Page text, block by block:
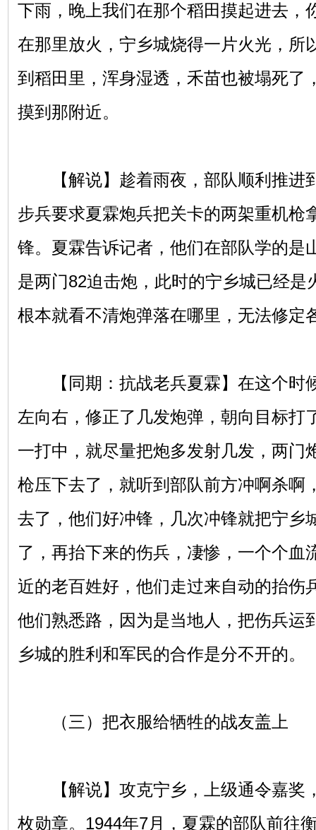
下雨，晚上我们在那个稻田摸起进去，
在那里放火，宁乡城烧得一片火光，所
到稻田里，浑身湿透，禾苗也被塌死了
摸到那附近。
【解说】趁着雨夜，部队顺利推进
步兵要求夏霖炮兵把关卡的两架重机枪
锋。夏霖告诉记者，他们在部队学的是
是两门82迫击炮，此时的宁乡城已经是
根本就看不清炮弹落在哪里，无法修定
【同期：抗战老兵夏霖】在这个时
左向右，修正了几发炮弹，朝向目标打
一打中，就尽量把炮多发射几发，两门
枪压下去了，就听到部队前方冲啊杀啊
去了，他们好冲锋，几次冲锋就把宁乡
了，再抬下来的伤兵，凄惨，一个个血
近的老百姓好，他们走过来自动的抬伤
他们熟悉路，因为是当地人，把伤兵运
乡城的胜利和军民的合作是分不开的。
（三）把衣服给牺牲的战友盖上
【解说】攻克宁乡，上级通令嘉奖
枚勋章。1944年7月，夏霖的部队前往